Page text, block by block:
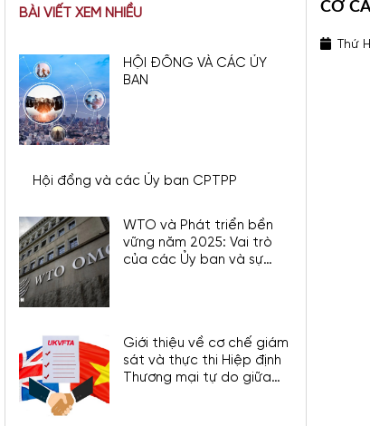
BÀI VIẾT XEM NHIỀU
HỘI ĐỒNG VÀ CÁC ỦY
BAN
Hội đồng và các Ủy ban CPTPP
WTO và Phát triển bền
vững năm 2025: Vai trò
của các Ủy ban và sự
Giới thiệu về cơ chế giám
sát và thực thi Hiệp định
Thương mại tự do giữa
CƠ
Thứ